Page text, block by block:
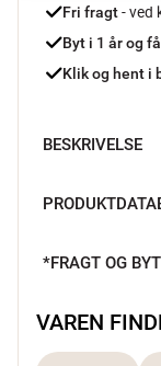
Fri fragt - ved
Byt i 1 år og
Klik og hent i
BESKRIVELSE
Pebermøllen fra
eller på tallerkenen.
Elektrisk
Let
*FRAGT OG
VAREN